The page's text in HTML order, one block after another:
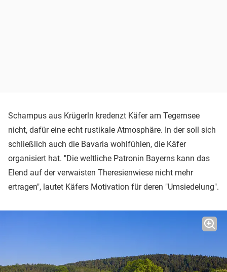
Schampus aus Krügerln kredenzt Käfer am Tegernsee
nicht, dafür eine echt rustikale Atmosphäre. In der soll sich
schließlich auch die Bavaria wohlfühlen, die Käfer
organisiert hat. "Die weltliche Patronin Bayerns kann das
Elend auf der verwaisten Theresienwiese nicht mehr
ertragen", lautet Käfers Motivation für deren "Umsiedelung".